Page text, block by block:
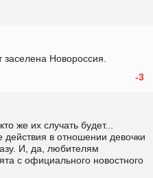
заселена Новороссия.
-3
же их случать будет...
действия в отношении девочки
И, да, любителям
с официального новостного